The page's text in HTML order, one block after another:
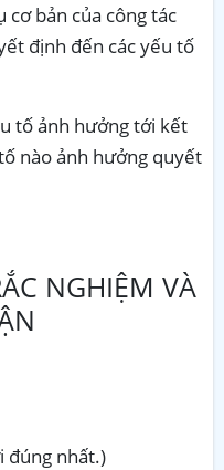
cơ bản của công tác
định đến các yếu tố
tố ảnh hưởng tới kết
nào ảnh hưởng quyết
NGHIỆM VÀ
đúng nhất.)